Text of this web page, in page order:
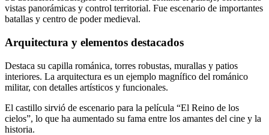
vistas panorámicas y control territorial. Fue escenario de importantes
batallas y centro de poder medieval.
Arquitectura y elementos destacados
Destaca su capilla románica, torres robustas, murallas y patios
interiores. La arquitectura es un ejemplo magnífico del románico
militar, con detalles artísticos y funcionales.
El castillo sirvió de escenario para la película “El Reino de los
cielos”, lo que ha aumentado su fama entre los amantes del cine y la
historia.